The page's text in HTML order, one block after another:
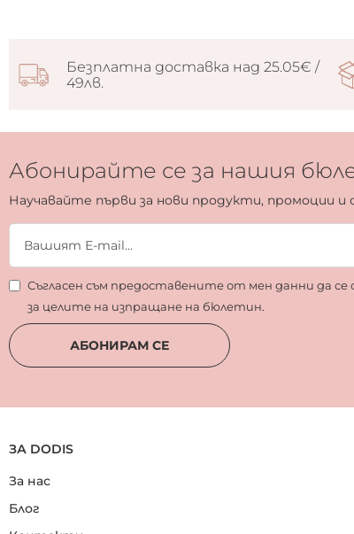
Безплатна доставка над 25.05€ /
49лв.
Абонирайте се за нашия
Научавайте първи за нови продукти, промоции и
Съгласен съм предоставените от мен данни да
за целите на изпращане на бюлетин.
АБОНИРАМ СЕ
ЗА DODIS
За нас
Блог